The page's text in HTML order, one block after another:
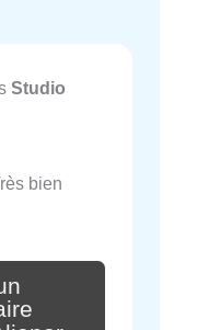
Studio
bien